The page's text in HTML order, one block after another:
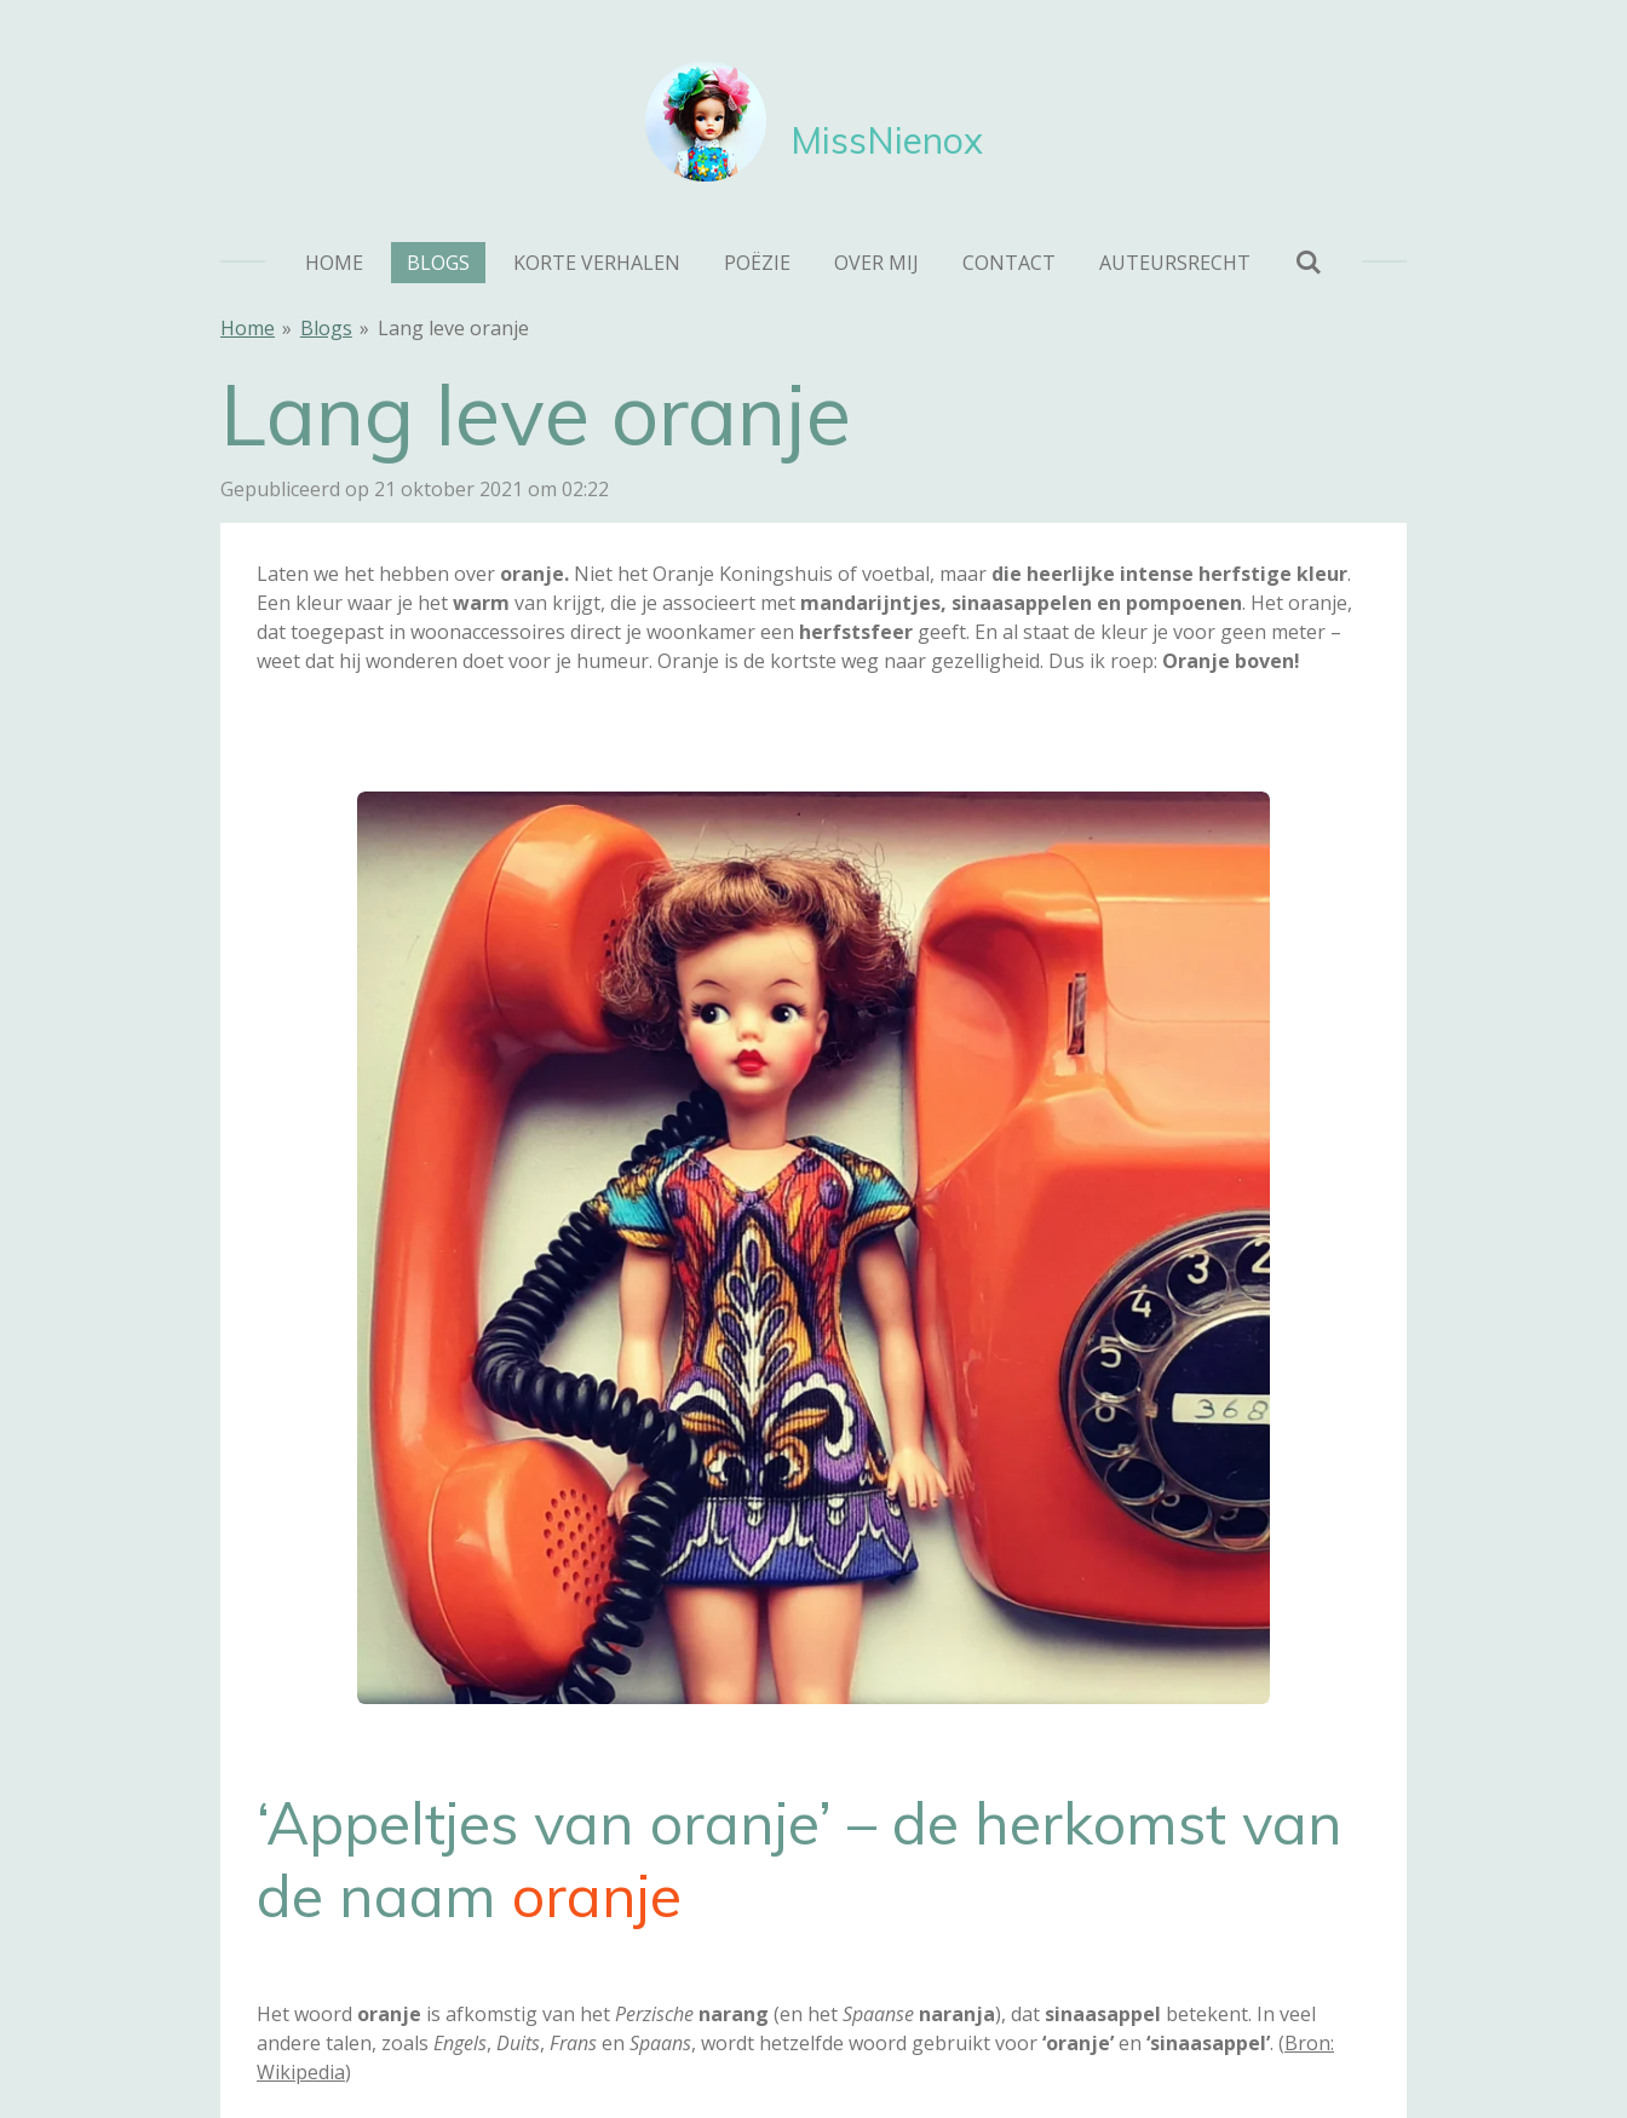
MissNienox
HOME BLOGS KORTE VERHALEN POËZIE OVER MIJ CONTACT AUTEURSRECHT
Home » Blogs » Lang leve oranje
Lang leve oranje
Gepubliceerd op 21 oktober 2021 om 02:22
Laten we het hebben over oranje. Niet het Oranje Koningshuis of voetbal, maar die heerlijke intense herfstige kleur.
Een kleur waar je hetwarm van krijgt, die je associeert met mandarijntjes, sinaasappelen en pompoenen. Het oranje,
dat toegepast in woonaccessoires direct je woonkamer een herfstsfeer geeft. En al staat de kleur je voor geen meter –
weet dat hij wonderen doet voor je humeur. Oranje is de kortste weg naar gezelligheid. Dus ik roep: Oranje boven!
‘Appeltjes van oranje’ – de herkomst van
de naam oranje
Het woord oranje is afkomstig van hetPerzische narang (en hetSpaanse naranja), dat sinaasappel betekent. In veel
andere talen, zoals Engels, Duits, Fransen Spaans, wordt hetzelfde woord gebruikt voor‘oranje’en ‘sinaasappel’. (Bron:
Wikipedia)